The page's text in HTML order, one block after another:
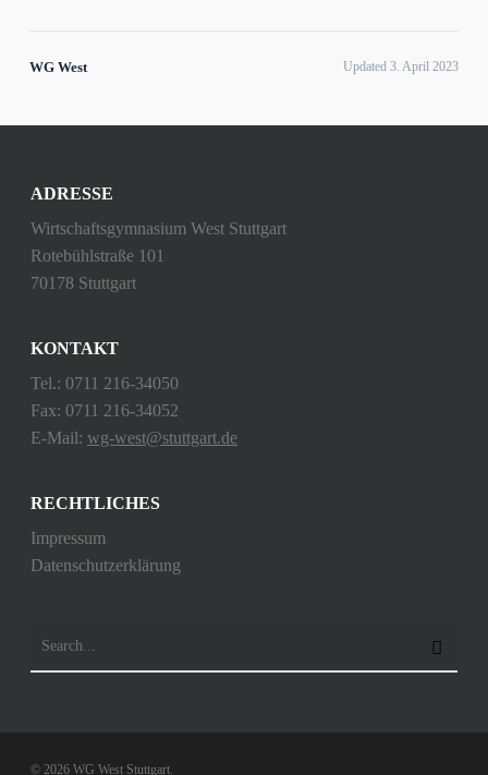
WG West Updated 3. April 2023
ADRESSE
Wirtschaftsgymnasium West Stuttgart
Rotebühlstraße 101
70178 Stuttgart
KONTAKT
Tel.: 0711 216-34050
Fax: 0711 216-34052
E-Mail: wg-west@stuttgart.de
RECHTLICHES
Impressum
Datenschutzerklärung
© 2026 WG West Stuttgart.